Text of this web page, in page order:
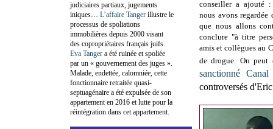
conseiller a ajouté
nous avons regardée
que nous allons
conclure "à titre
amis et collègues au
de drogue. On
sanctionné
controversés
judiciaires partiaux, jugements
iniques… L’affaire Tanger illustre le
processus de spoliations
immobilières depuis 2000 visant
des copropriétaires français juifs.
Eva Tanger a été ruinée et spoliée
par un « gouvernement des juges ».
Malade, endettée, calomniée, cette
fonctionnaire retraitée quasi-
septuagénaire a été expulsée de son
appartement en 2016 et lutte pour la
réintégration dans cet appartement.